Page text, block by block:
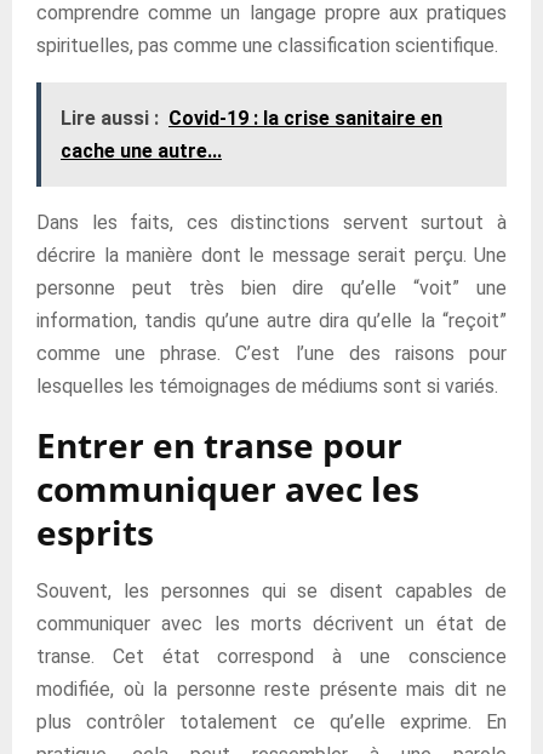
comprendre comme un langage propre aux pratiques
spirituelles, pas comme une classification scientifique.
Lire aussi : Covid-19 : la crise sanitaire en
cache une autre...
Dans les faits, ces distinctions servent surtout à
décrire la manière dont le message serait perçu. Une
personne peut très bien dire qu’elle “voit” une
information, tandis qu’une autre dira qu’elle la “reçoit”
comme une phrase. C’est l’une des raisons pour
lesquelles les témoignages de médiums sont si variés.
Entrer en transe pour
communiquer avec les
esprits
Souvent, les personnes qui se disent capables de
communiquer avec les morts décrivent un état de
transe. Cet état correspond à une conscience
modifiée, où la personne reste présente mais dit ne
plus contrôler totalement ce qu’elle exprime. En